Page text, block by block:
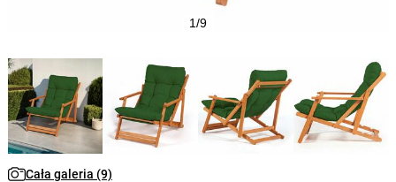
1/9
Cała galeria (9)